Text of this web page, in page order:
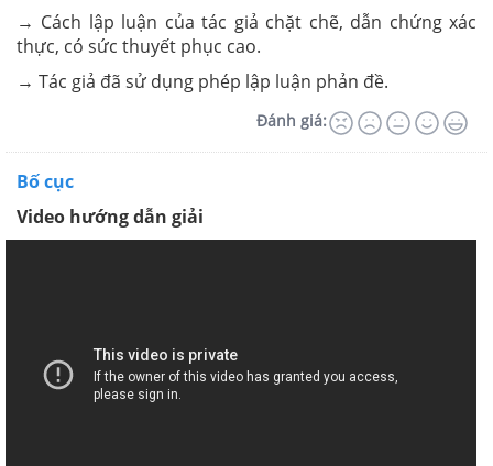
→ Cách lập luận của tác giả chặt chẽ, dẫn chứng xác
thực, có sức thuyết phục cao.
→ Tác giả đã sử dụng phép lập luận phản đề.
Đánh giá:
Bố cục
Video hướng dẫn giải